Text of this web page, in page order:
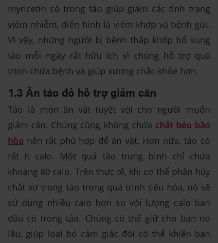
myricetin có trong táo giúp giảm các tình trạng
viêm nhiễm, điển hình là viêm khớp và bệnh gút.
Vì vậy, những người bị bệnh thấp khớp bổ sung
táo mỗi ngày rất hữu ích vì chúng hỗ trợ quá
trình chữa bệnh và giúp xương chắc khỏe hơn.
1.3 Ăn táo đỏ hỗ trợ giảm cân
Táo là món ăn vặt tuyệt vời cho người muốn
giảm cân. Chúng cũng không chứa chất béo bão
hòa nên rất phù hợp để ăn vặt. Hơn nữa, táo có
rất ít calo. Một quả táo trung bình chỉ chứa
khoảng 80 calo. Trên thực tế, khi cơ thể phân hủy
chất xơ trong táo trong quá trình tiêu hóa, nó sẽ
sử dụng nhiều calo hơn so với lượng calo ban
đầu có trong táo. Chúng có thể giữ cho bạn no
lâu, giúp loại bỏ cảm giác đói có thể khiến bạn